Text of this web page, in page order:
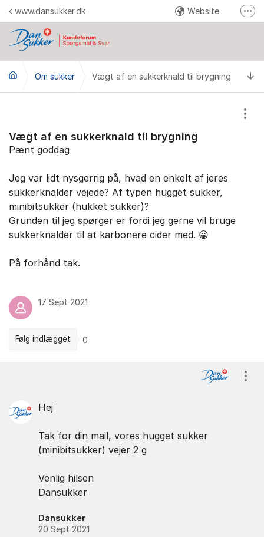
Gå til indhold
www.dansukker.dk Website
Instagram
Send en reklamation
Om sukker Vægt af en sukkerknald til brygning
Vægt af en sukkerknald til brygning
Vis/
Pænt goddag
Jeg var lidt nysgerrig på, hvad en enkelt af jeres
sukkerknalder vejede? Af typen hugget sukker,
minibitsukker (hukket sukker)?
Grunden til jeg spørger er fordi jeg gerne vil bruge
sukkerknalder til at karbonere cider med. 😀
På forhånd tak.
17 Sept 2021
Følg indlægget 0
Hej
Tak for din mail, vores hugget sukker
(minibitsukker) vejer 2 g
Venlig hilsen
Dansukker
Dansukker
20 Sept 2021
Vis/